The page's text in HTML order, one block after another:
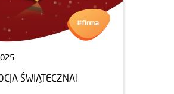
ŚWIĄTECZNA!